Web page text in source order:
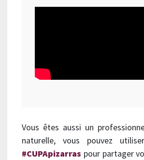
Vous êtes aussi un
naturelle, vous pouvez
#CUPApizarras pour partager